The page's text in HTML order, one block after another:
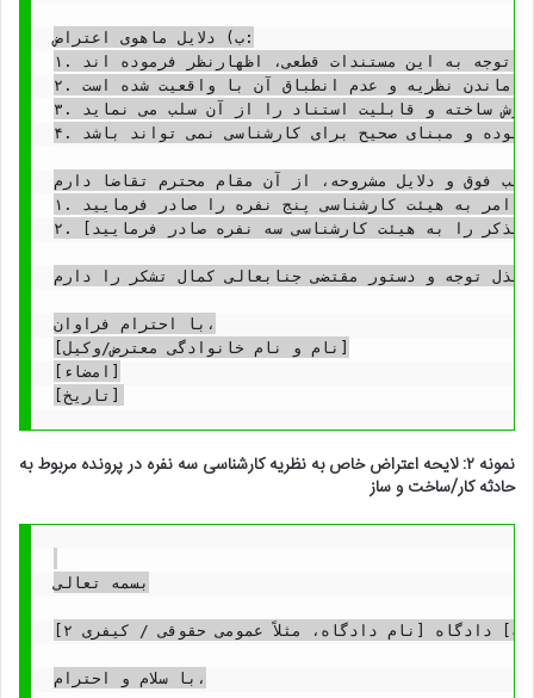
ب) دلایل ماهوی اعتراض:
۱. مغایرت با مستندات پرونده: نظریه کارشناسی در بخش [ذکر بخش مربوطه از نظریه] مبنی بر [شرح نظر کارشناسی مورد اعتراض]، با اسناد و مدارک قطعی موجود در پرونده از جمله [نام مدرک، مثلاً: قرارداد شماره ...] و [نام مدرک دیگر، مثلاً: فاکتور خرید ...] که در صفحات [شماره صفحات مربوطه] پرونده موجود است، مغایرت آشکار دارد. کارشناسان محترم بدون توجه به این مستندات قطعی، اظهارنظر فرموده اند.
۲. عدم بررسی جامع جوانب موضوع: کارشناسان محترم در نظریه خود، به [نام جنبه ای که بررسی نشده است، مثلاً: تاثیر تغییرات قیمت بازار بر ارزش ملک] که از ابعاد اساسی موضوع کارشناسی بوده و به وضوح در قرار ارجاع امر به کارشناسی نیز قید شده بود، به هیچ وجه نپرداخته اند. این عدم بررسی جامع، باعث ناقص ماندن نظریه و عدم انطباق آن با واقعیت شده است.
۳. ابهام و تناقض در نظریه: در بند [شماره بند] نظریه، [شرح بخشی از نظریه] مطرح شده است، در حالی که در بند [شماره بند دیگر]، [شرح بخش متناقض] بیان گردیده است. این تناقض درونی، اعتبار نظریه را مخدوش ساخته و قابلیت استناد را از آن سلب می نماید.
۴. استناد به اطلاعات نادرست: کارشناسان محترم در اظهارنظر خود، به [اطلاعات نادرست مورد استناد] استناد کرده اند، حال آنکه با توجه به [توضیح دلیل نادرستی اطلاعات، مثلاً: گزارش رسمی سازمان هواشناسی/سند مالکیت رسمی] این اطلاعات نادرست بوده و مبنای صحیح برای کارشناسی نمی تواند باشد.
فوق و دلایل مشروحه، از آن مقام محترم تقاضا دارم:
۱. ضمن پذیرش اعتراض به نظریه کارشناسی هیئت سه نفره، دستور ارجاع امر به هیئت کارشناسی پنج نفره را صادر فرمایید.
۲. [در صورت لزوم، درخواست تکمیل یا رفع نقص توسط هیئت سه نفره را مطرح کنید، مثلاً: در غیر این صورت، دستور تکمیل و رفع نواقص فوق الذکر را به هیئت کارشناسی سه نفره صادر فرمایید.]
بذل توجه و دستور مقتضی جنابعالی کمال تشکر را دارم.
با احترام فراوان،
[نام و نام خانوادگی معترض/وکیل]
[امضاء]
نمونه ۲: لایحه اعتراض خاص به نظریه کارشناسی سه نفره در پرونده مربوط به
حادثه کار/ساخت و ساز
بسمه تعالی
ریاست محترم شعبه [شماره شعبه] دادگاه [نام دادگاه، مثلاً عمومی حقوقی / کیفری ۲]
با سلام و احترام،